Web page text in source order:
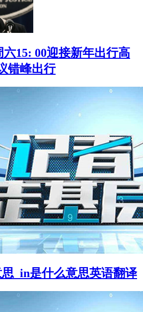
六15: 00迎接新年出行高
错峰出行
_in是什么意思英语翻译